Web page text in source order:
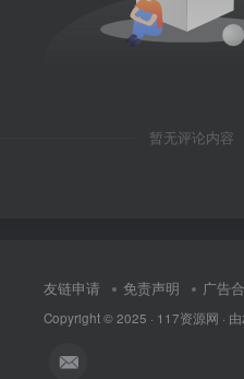
暂无评论内容
友链申请 免责声明 广告
Copyright © 2025 · 117资源网 · 由